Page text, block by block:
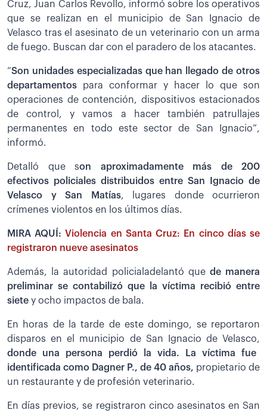
Cruz, Juan Carlos Revollo, informó sobre los operativos
que se realizan en el municipio de San Ignacio de
Velasco tras el asesinato de un veterinario con un arma
de fuego. Buscan dar con el paradero de los atacantes.
“Son unidades especializadas que han llegado de otros
departamentos para conformar y hacer lo que son
operaciones de contención, dispositivos estacionados
de control, y vamos a hacer también patrullajes
permanentes en todo este sector de San Ignacio”,
informó.
Detalló que son aproximadamente más de 200
efectivos policiales distribuidos entre San Ignacio de
Velasco y San Matías, lugares donde ocurrieron
crímenes violentos en los últimos días.
MIRA AQUÍ:Violencia en Santa Cruz: En cinco días se
registraron nueve asesinatos
Además, la autoridad policialadelantó que de manera
preliminar se contabilizó que la víctima recibió entre
siete y ocho impactos de bala.
En horas de la tarde de este domingo, se reportaron
disparos en el municipio de San Ignacio de Velasco,
donde una persona perdió la vida. La víctima fue
identificada como Dagner P., de 40 años, propietario de
un restaurante y de profesión veterinario.
En días previos, se registraron cinco asesinatos en San